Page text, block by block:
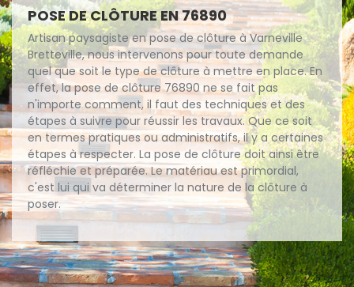
POSE DE CLÔTURE EN 76890
Artisan paysagiste en pose de clôture à Varneville
Bretteville, nous intervenons pour toute demande
quel que soit le type de clôture à mettre en place. En
effet, la pose de clôture 76890 ne se fait pas
n'importe comment, il faut des techniques et des
étapes à suivre pour réussir les travaux. Que ce soit
en termes pratiques ou administratifs, il y a certaines
étapes à respecter. La pose de clôture doit ainsi être
réfléchie et préparée. Le matériau est primordial,
c'est lui qui va déterminer la nature de la clôture à
poser.